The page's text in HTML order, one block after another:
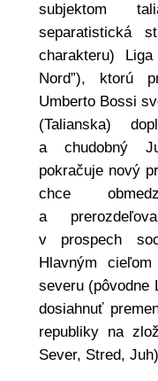
subjektom
separatistická
charakteru)
Nord”), ktorú
Umberto Bossi
(Talianska)
a chudobný
pokračuje nový
chce
a
v prospech
Hlavným
severu (pôvodne
dosiahnuť
republiky na
Sever, Stred, Juh)